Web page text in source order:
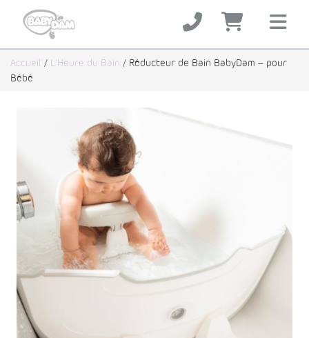
Accueil / L'Heure du Bain / Réducteur de Bain BabyDam – pour
Bébé